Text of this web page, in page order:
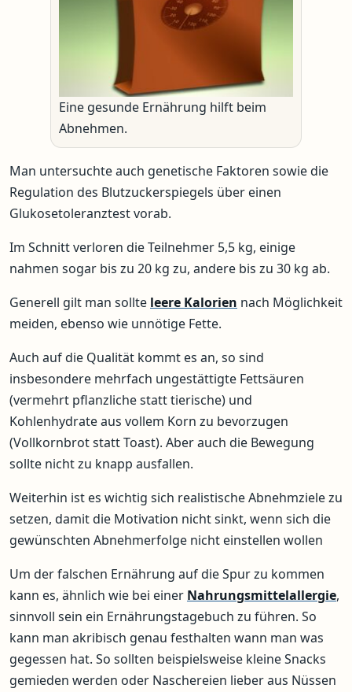
Eine gesunde Ernährung hilft beim
Abnehmen.
Man untersuchte auch genetische Faktoren sowie die
Regulation des Blutzuckerspiegels über einen
Glukosetoleranztest vorab.
Im Schnitt verloren die Teilnehmer 5,5 kg, einige
nahmen sogar bis zu 20 kg zu, andere bis zu 30 kg ab.
Generell gilt man sollte leere Kalorien nach Möglichkeit
meiden, ebenso wie unnötige Fette.
Auch auf die Qualität kommt es an, so sind
insbesondere mehrfach ungestättigte Fettsäuren
(vermehrt pflanzliche statt tierische) und
Kohlenhydrate aus vollem Korn zu bevorzugen
(Vollkornbrot statt Toast). Aber auch die Bewegung
sollte nicht zu knapp ausfallen.
Weiterhin ist es wichtig sich realistische Abnehmziele zu
setzen, damit die Motivation nicht sinkt, wenn sich die
gewünschten Abnehmerfolge nicht einstellen wollen
Um der falschen Ernährung auf die Spur zu kommen
kann es, ähnlich wie bei einer Nahrungsmittelallergie,
sinnvoll sein ein Ernährungstagebuch zu führen. So
kann man akribisch genau festhalten wann man was
gegessen hat. So sollten beispielsweise kleine Snacks
gemieden werden oder Naschereien lieber aus Nüssen